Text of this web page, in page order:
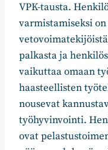
VPK-tausta.
varmistamiseksi
palkasta ja
vaikuttaa omaan
haasteellisten
nousevat
työhyvinvointi.
ovat